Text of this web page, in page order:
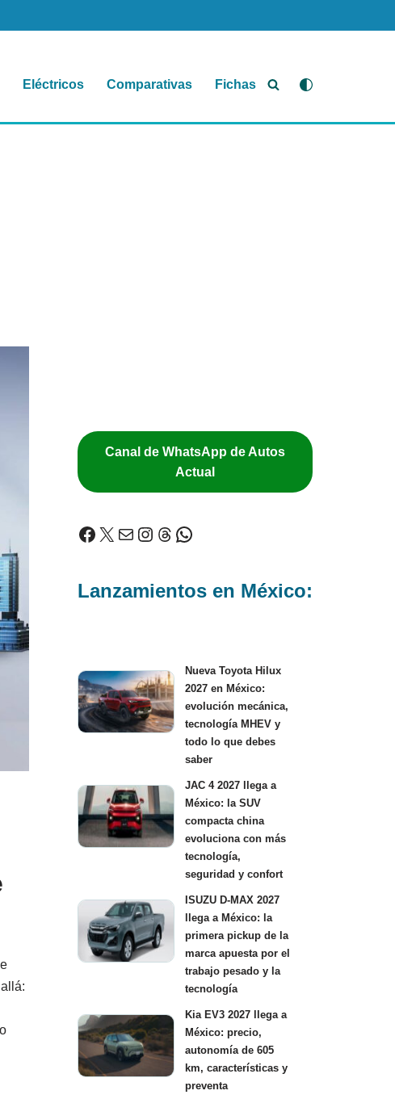
Eléctricos Comparativas Fichas
Canal de WhatsApp de Autos
Actual
Lanzamientos en México:
Nueva Toyota Hilux
2027 en México:
evolución mecánica,
tecnología MHEV y
todo lo que debes
saber
JAC 4 2027 llega a
México: la SUV
compacta china
evoluciona con más
tecnología,
seguridad y confort
ISUZU D-MAX 2027
llega a México: la
primera pickup de la
marca apuesta por el
trabajo pesado y la
tecnología
Kia EV3 2027 llega a
México: precio,
autonomía de 605
km, características y
preventa